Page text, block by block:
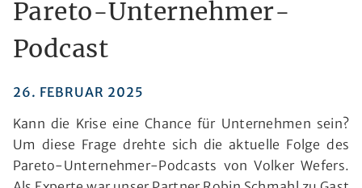
Pareto-Unternehmer-
Podcast
26. FEBRUAR 2025
Kann die Krise eine Chance für Unternehmen sein?
Um diese Frage drehte sich die aktuelle Folge des
Pareto-Unternehmer-Podcasts von Volker Wefers.